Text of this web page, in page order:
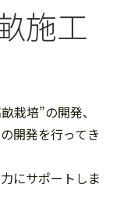
施工
栽培”の開発、
開発を行ってき
にサポートしま